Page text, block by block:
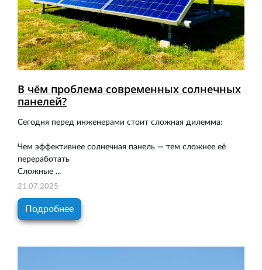
В чём проблема современных солнечных
панелей?
Сегодня перед инженерами стоит сложная дилемма:
Чем эффективнее солнечная панель — тем сложнее её
переработать
Сложные ...
21.07.2025
Подробнее